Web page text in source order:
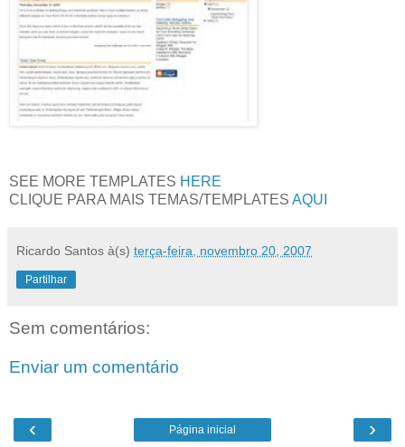
SEE MORE TEMPLATES HERE
CLIQUE PARA MAIS TEMAS/TEMPLATES AQUI
Ricardo Santos à(s) terça-feira, novembro 20, 2007
Partilhar
Sem comentários:
Enviar um comentário
‹ ›
Página inicial